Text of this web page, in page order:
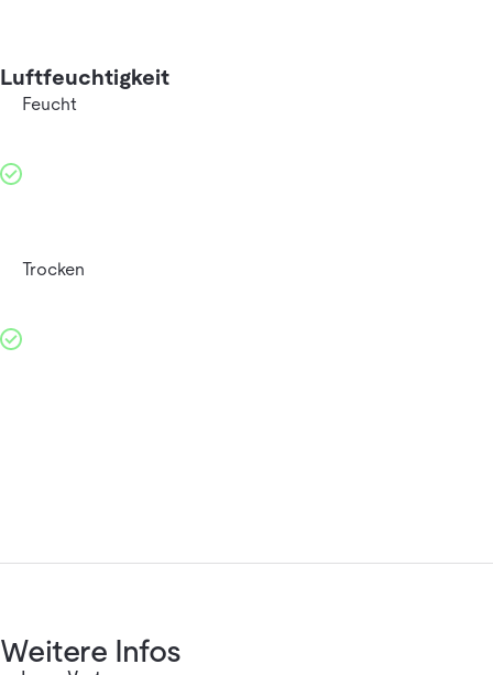
Luftfeuchtigkeit
Feucht
Trocken
Weitere Infos